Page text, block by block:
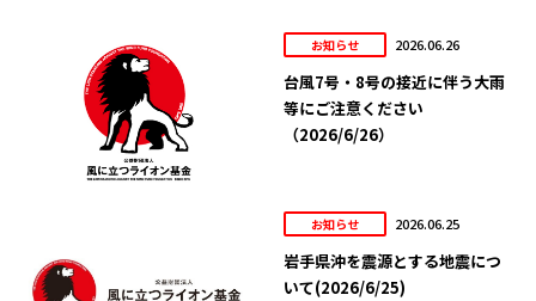
お知らせ 2026.06.26
台風7号・8号の接近に伴う大雨
等にご注意ください
（2026/6/26）
お知らせ 2026.06.25
岩手県沖を震源とする地震につ
いて(2026/6/25)